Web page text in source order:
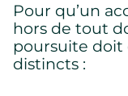
Pour qu’un
hors de tout
poursuite
distincts :